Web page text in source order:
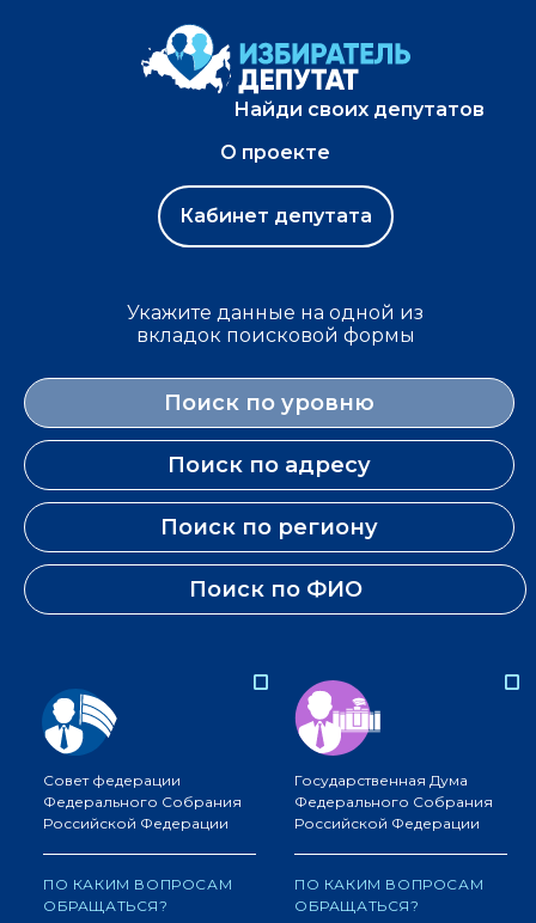
Найди своих депутатов
О проекте
Кабинет депутата
Укажите данные на одной из
вкладок поисковой формы
Поиск по уровню
Поиск по адресу
Поиск по региону
Поиск по ФИО
Совет федерации
Федерального Собрания
Российской Федерации
ПО КАКИМ ВОПРОСАМ
ОБРАЩАТЬСЯ?
Государственная Дума
Федерального Собрания
Российской Федерации
ПО КАКИМ ВОПРОСАМ
ОБРАЩАТЬСЯ?